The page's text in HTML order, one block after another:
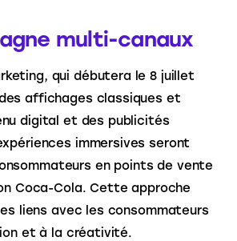
multi-canaux
qui débutera le 8 juillet
affichages classiques et
digital et des publicités
immersives seront
en points de vente
Coca-Cola. Cette approche
liens avec les consommateurs
et à la créativité.